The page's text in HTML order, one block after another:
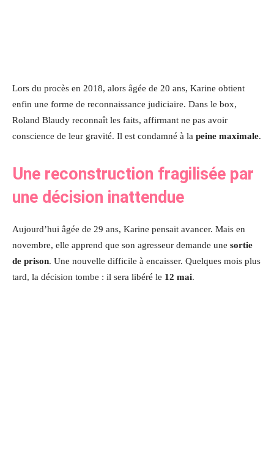
Lors du procès en 2018, alors âgée de 20 ans, Karine obtient
enfin une forme de reconnaissance judiciaire. Dans le box,
Roland Blaudy reconnaît les faits, affirmant ne pas avoir
conscience de leur gravité. Il est condamné à la peine maximale.
Une reconstruction fragilisée par
une décision inattendue
Aujourd’hui âgée de 29 ans, Karine pensait avancer. Mais en
novembre, elle apprend que son agresseur demande une sortie
de prison. Une nouvelle difficile à encaisser. Quelques mois plus
tard, la décision tombe : il sera libéré le 12 mai.